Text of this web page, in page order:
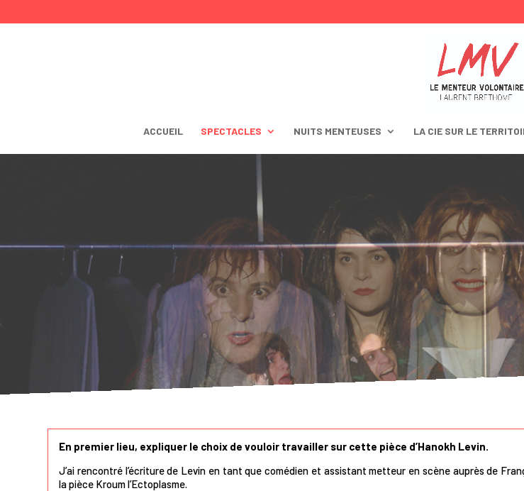
ACCUEIL SPECTACLES NUITS MENTEUSES LA CIE SUR LE
En premier lieu, expliquer le choix de vouloir travailler sur cette pièce d’Hanokh Levin.
J’ai rencontré l’écriture de Levin en tant que comédien et assistant metteur en scène auprès de
la pièce Kroum l’Ectoplasme.